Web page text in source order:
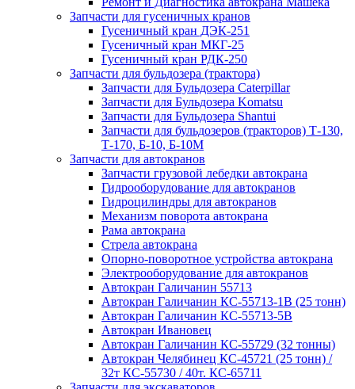
Запчасти для гусеничных кранов
Гусеничный кран ДЭК-251
Гусеничный кран МКГ-25
Гусеничный кран РДК-250
Запчасти для бульдозера (трактора)
Запчасти для Бульдозера Caterpillar
Запчасти для Бульдозера Komatsu
Запчасти для Бульдозера Shantui
Запчасти для бульдозеров (тракторов) Т-130,
Т-170, Б-10, Б-10М
Запчасти для автокранов
Запчасти грузовой лебедки автокрана
Гидрооборудование для автокранов
Гидроцилиндры для автокранов
Механизм поворота автокрана
Рама автокрана
Стрела автокрана
Опорно-поворотное устройства автокрана
Электрооборудование для автокранов
Автокран Галичанин 55713
Автокран Галичанин КС-55713-1В (25 тонн)
Автокран Галичанин КС-55713-5В
Автокран Ивановец
Автокран Галичанин КС-55729 (32 тонны)
Автокран Челябинец КС-45721 (25 тонн) /
32т КС-55730 / 40т. КС-65711